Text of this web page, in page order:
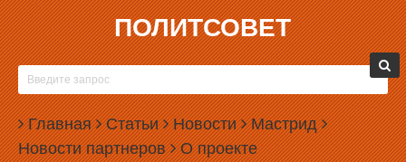
ПОЛИТСОВЕТ
Главная Статьи Новости Мастрид
Новости партнеров О проекте
15.05.2020, 15:58
В ЕКАТЕРИНБУРГЕ ЗАКРОЮТ ДВИЖЕНИЕ
ТРАМВАЕВ ПО ВОЛГОГРАДСКОЙ
В Екатеринбурге в ближайшие выходные будет закрыто
движение трамваев по улице Волгоградской.